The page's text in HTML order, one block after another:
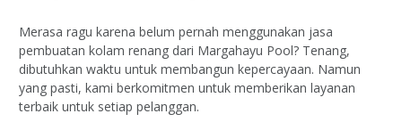
Merasa ragu karena belum pernah menggunakan jasa
pembuatan kolam renang dari Margahayu Pool? Tenang,
dibutuhkan waktu untuk membangun kepercayaan. Namun
yang pasti, kami berkomitmen untuk memberikan layanan
terbaik untuk setiap pelanggan.